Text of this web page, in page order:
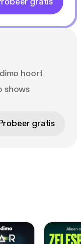
hoort
shows
gratis